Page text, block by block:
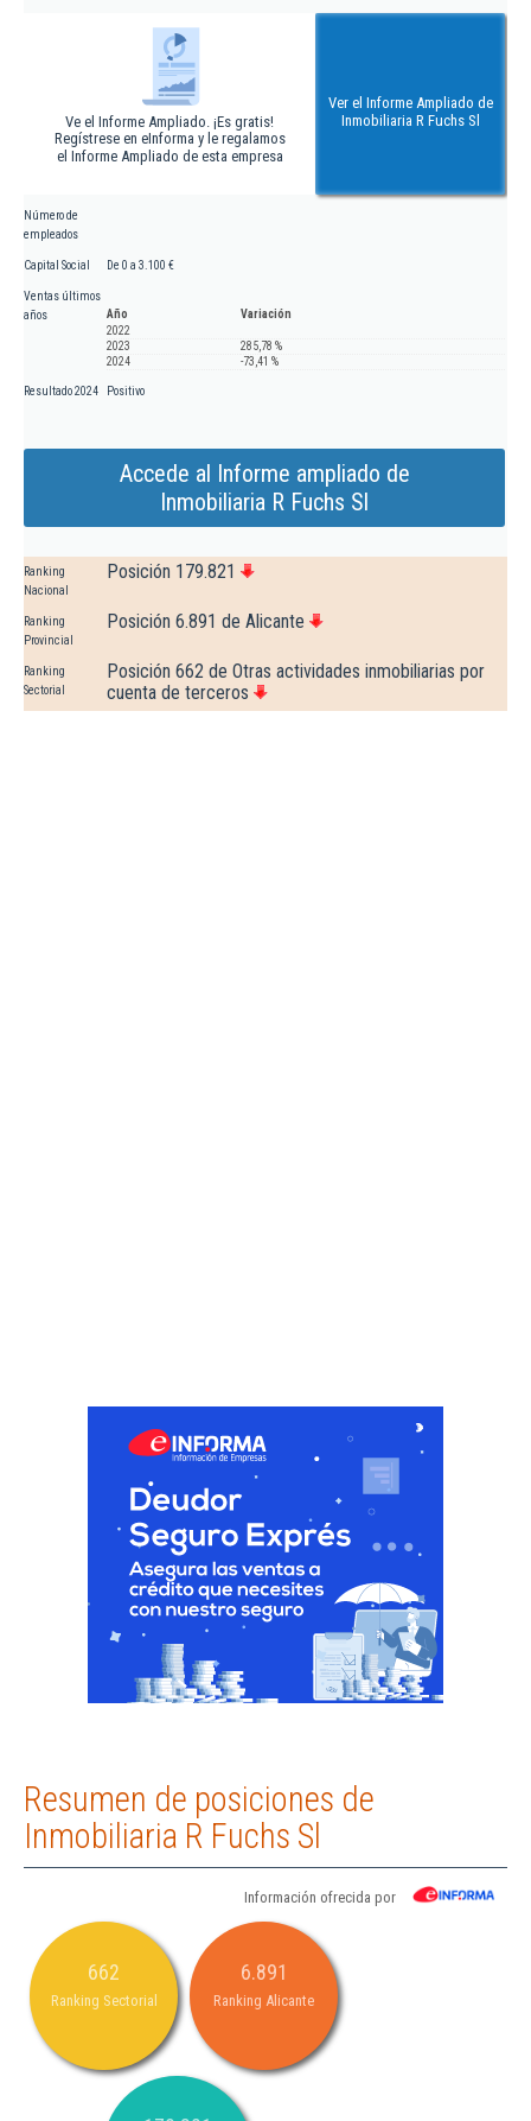
Ve el Informe Ampliado. ¡Es gratis!
Regístrese en eInforma y le regalamos
el Informe Ampliado de esta empresa
Ver el Informe Ampliado de
Inmobiliaria R Fuchs Sl
Número de
empleados
Capital Social De 0 a 3.100 €
Ventas últimos
años
Año
Variación
2022
2023
285,78 %
2024
-73,41 %
Resultado 2024 Positivo
Accede al Informe ampliado de
Inmobiliaria R Fuchs Sl
Ranking
Nacional
Posición 179.821
Ranking
Provincial
Posición 6.891 de Alicante
Ranking
Sectorial
Posición 662 de Otras actividades inmobiliarias por
cuenta de terceros
Resumen de posiciones de
Inmobiliaria R Fuchs Sl
Información ofrecida por
662
Ranking Sectorial
6.891
Ranking Alicante